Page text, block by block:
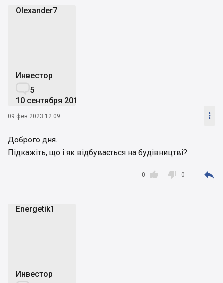
Olexander7
Инвестор
5
10 сентября 2019
09 фев 2023 12:09 
Доброго дня.
Підкажіть, що і як відбувається на будівництві?

0  0 
Energetik1
Инвестор